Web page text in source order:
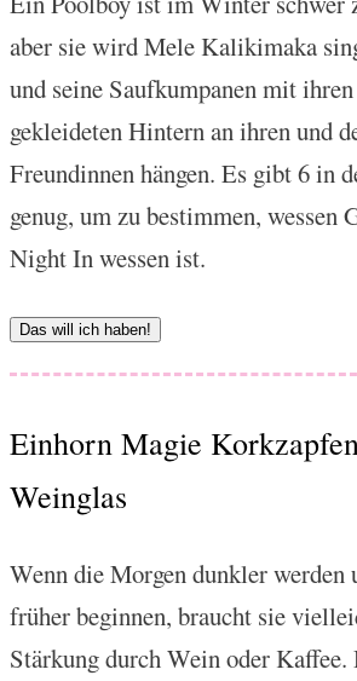
aber sie wird Mele Kalikimaka
und seine Saufkumpanen mit
gekleideten Hintern an ihren und
Freundinnen hängen. Es gibt 6 in
genug, um zu bestimmen, wessen
Night In wessen ist.
Das will ich haben!
Einhorn Magie
Weinglas
Wenn die Morgen dunkler werden
früher beginnen, braucht sie
Stärkung durch Wein oder Kaffee.